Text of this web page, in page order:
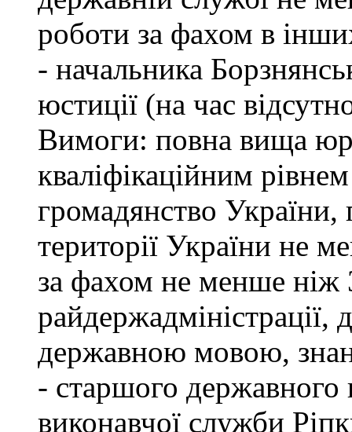
роботи за фахом в
- начальника
юстиції (на час
Вимоги: повна вища
кваліфікаційним
громадянство
території України не
за фахом не менше ніж
райдержадміністрації,
державною мовою,
- старшого державного
виконавчої служби